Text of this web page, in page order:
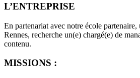
L’ENTREPRISE
En partenariat avec notre école partenaire,
Rennes, recherche un(e) chargé(e) de
contenu.
MISSIONS :